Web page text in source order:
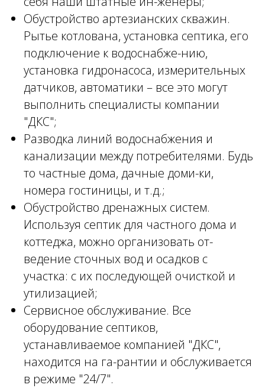
Обустройство артезианских скважин.
Рытье котлована, установка септика, его
подключение к водоснабже-нию,
установка гидронасоса, измерительных
датчиков, автоматики – все это могут
выполнить специалисты компании
"ДКС";
Разводка линий водоснабжения и
канализации между потребителями. Будь
то частные дома, дачные доми-ки,
номера гостиницы, и т.д.;
Обустройство дренажных систем.
Используя септик для частного дома и
коттеджа, можно организовать от-
ведение сточных вод и осадков с
участка: с их последующей очисткой и
утилизацией;
Сервисное обслуживание. Все
оборудование септиков,
устанавливаемое компанией "ДКС",
находится на га-рантии и обслуживается
в режиме "24/7".